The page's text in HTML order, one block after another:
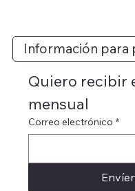
Información para
Quiero recibir
mensual
Correo electrónico *